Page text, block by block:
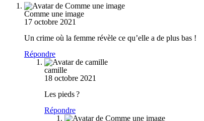
Comme une image
17 octobre 2021
Un crime où la femme révèle ce qu’elle a de plus bas !
Répondre
camille
18 octobre 2021
Les pieds ?
Répondre